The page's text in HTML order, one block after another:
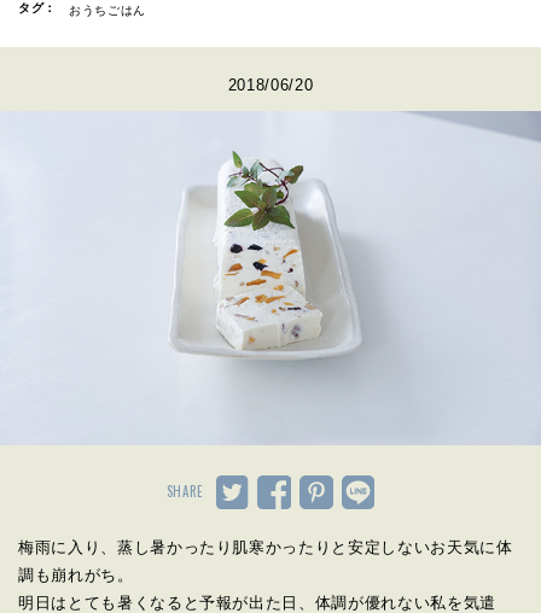
タグ： おうちごはん
2018/06/20
SHARE
梅雨に入り、蒸し暑かったり肌寒かったりと安定しないお天気に体
調も崩れがち。
明日はとても暑くなると予報が出た日、体調が優れない私を気遣